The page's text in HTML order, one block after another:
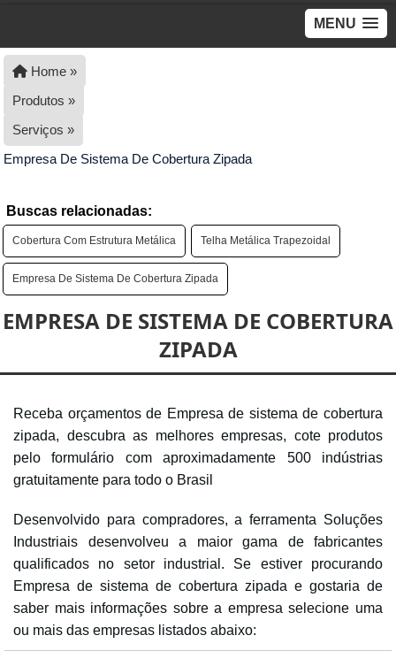
MENU
Home »
Produtos »
Serviços »
Empresa De Sistema De Cobertura Zipada
Buscas relacionadas:
Cobertura Com Estrutura Metálica Telha Metálica Trapezoidal
Empresa De Sistema De Cobertura Zipada
EMPRESA DE SISTEMA DE COBERTURA
ZIPADA
Receba orçamentos de Empresa de sistema de cobertura
zipada, descubra as melhores empresas, cote produtos
pelo formulário com aproximadamente 500 indústrias
gratuitamente para todo o Brasil
Desenvolvido para compradores, a ferramenta Soluções
Industriais desenvolveu a maior gama de fabricantes
qualificados no setor industrial. Se estiver procurando
Empresa de sistema de cobertura zipada e gostaria de
saber mais informações sobre a empresa selecione uma
ou mais das empresas listados abaixo: